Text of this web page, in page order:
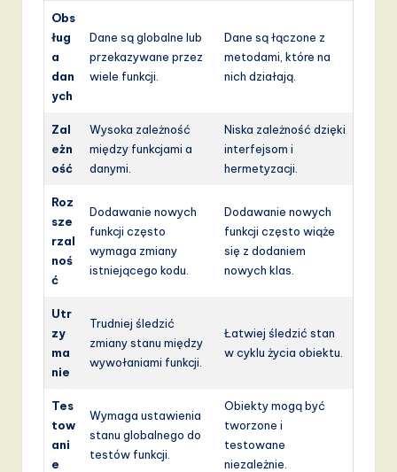
Obs
ług
a
dan
ych
Dane są globalne lub
przekazywane przez
wiele funkcji.
Dane są łączone z
metodami, które na
nich działają.
Zal
eżn
ość
Wysoka zależność
między funkcjami a
danymi.
Niska zależność dzięki
interfejsom i
hermetyzacji.
Roz
sze
rzal
noś
ć
Dodawanie nowych
funkcji często
wymaga zmiany
istniejącego kodu.
Dodawanie nowych
funkcji często wiąże
się z dodaniem
nowych klas.
Utr
zy
ma
nie
Trudniej śledzić
zmiany stanu między
wywołaniami funkcji.
Łatwiej śledzić stan
w cyklu życia obiektu.
Tes
tow
ani
e
Wymaga ustawienia
stanu globalnego do
testów funkcji.
Obiekty mogą być
tworzone i
testowane
niezależnie.